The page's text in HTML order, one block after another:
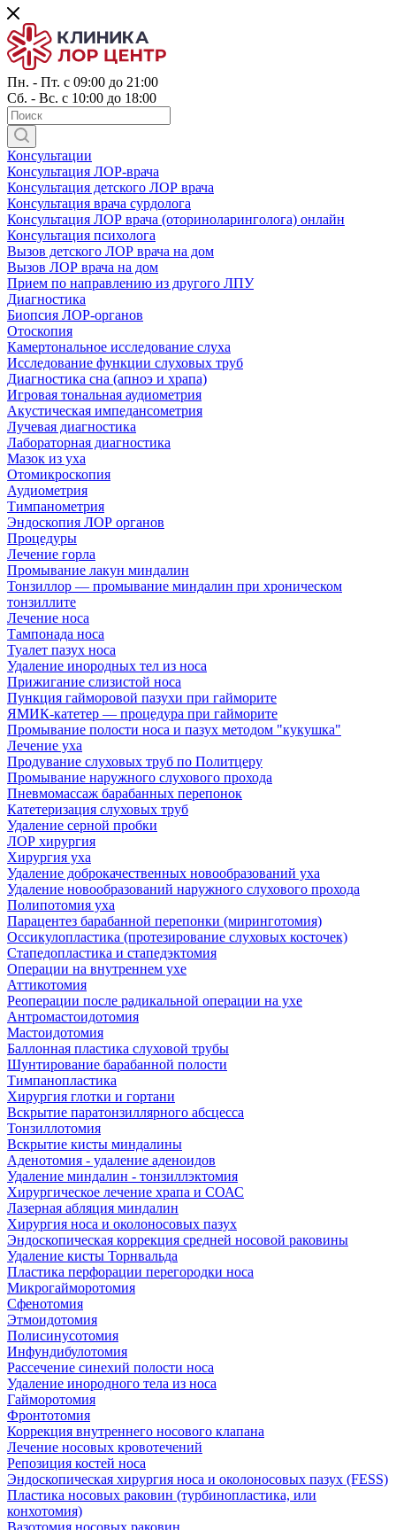
Пн. - Пт. с 09:00 до 21:00
Сб. - Вс. с 10:00 до 18:00
Консультации
Консультация ЛОР-врача
Консультация детского ЛОР врача
Консультация врача сурдолога
Консультация ЛОР врача (оториноларинголога) онлайн
Консультация психолога
Вызов детского ЛОР врача на дом
Вызов ЛОР врача на дом
Прием по направлению из другого ЛПУ
Диагностика
Биопсия ЛОР-органов
Отоскопия
Камертональное исследование слуха
Исследование функции слуховых труб
Диагностика сна (апноэ и храпа)
Игровая тональная аудиометрия
Акустическая импедансометрия
Лучевая диагностика
Лабораторная диагностика
Мазок из уха
Отомикроскопия
Аудиометрия
Тимпанометрия
Эндоскопия ЛОР органов
Процедуры
Лечение горла
Промывание лакун миндалин
Тонзиллор — промывание миндалин при хроническом
тонзиллите
Лечение носа
Тампонада носа
Туалет пазух носа
Удаление инородных тел из носа
Прижигание слизистой носа
Пункция гайморовой пазухи при гайморите
ЯМИК-катетер — процедура при гайморите
Промывание полости носа и пазух методом "кукушка"
Лечение уха
Продувание слуховых труб по Политцеру
Промывание наружного слухового прохода
Пневмомассаж барабанных перепонок
Катетеризация слуховых труб
Удаление серной пробки
ЛОР хирургия
Хирургия уха
Удаление доброкачественных новообразований уха
Удаление новообразований наружного слухового прохода
Полипотомия уха
Парацентез барабанной перепонки (миринготомия)
Оссикулопластика (протезирование слуховых косточек)
Стапедопластика и стапедэктомия
Операции на внутреннем ухе
Аттикотомия
Реоперации после радикальной операции на ухе
Антромастоидотомия
Мастоидотомия
Баллонная пластика слуховой трубы
Шунтирование барабанной полости
Тимпанопластика
Хирургия глотки и гортани
Вскрытие паратонзиллярного абсцесса
Тонзиллотомия
Вскрытие кисты миндалины
Аденотомия - удаление аденоидов
Удаление миндалин - тонзиллэктомия
Хирургическое лечение храпа и СОАС
Лазерная абляция миндалин
Хирургия носа и околоносовых пазух
Эндоскопическая коррекция средней носовой раковины
Удаление кисты Торнвальда
Пластика перфорации перегородки носа
Микрогайморотомия
Сфенотомия
Этмоидотомия
Полисинусотомия
Инфундибулотомия
Рассечение синехий полости носа
Удаление инородного тела из носа
Гайморотомия
Фронтотомия
Коррекция внутреннего носового клапана
Лечение носовых кровотечений
Репозиция костей носа
Эндоскопическая хирургия носа и околоносовых пазух (FESS)
Пластика носовых раковин (турбинопластика, или
конхотомия)
Вазотомия носовых раковин